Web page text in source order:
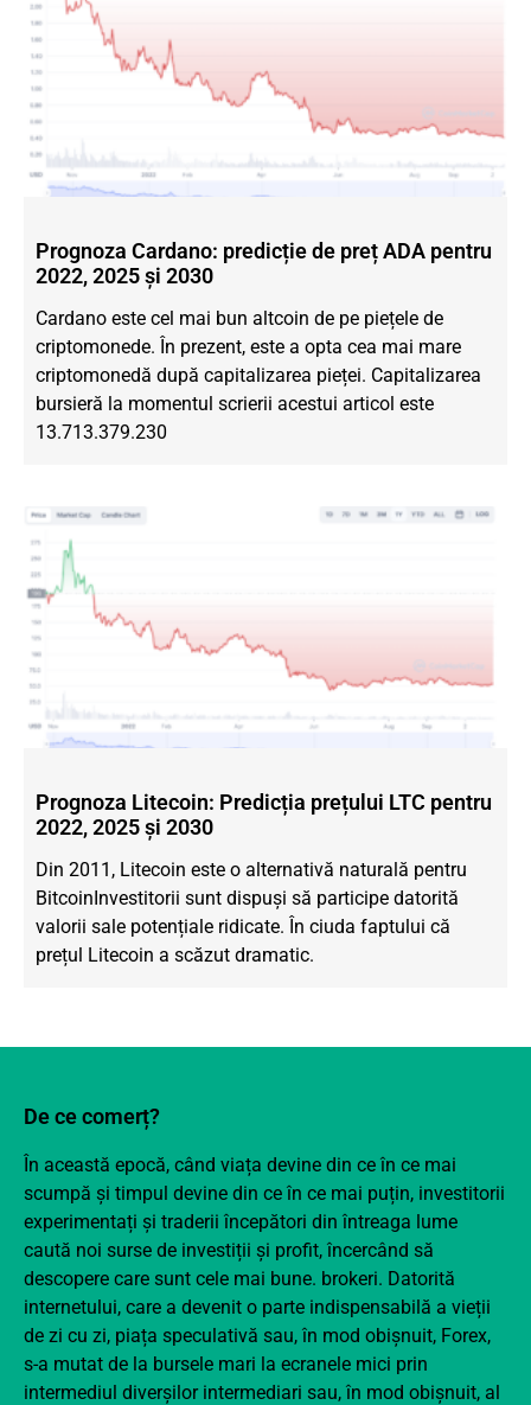
Prognoza Cardano: predicție de preț ADA pentru
2022, 2025 și 2030
Cardano este cel mai bun altcoin de pe piețele de
criptomonede. În prezent, este a opta cea mai mare
criptomonedă după capitalizarea pieței. Capitalizarea
bursieră la momentul scrierii acestui articol este
13.713.379.230
Prognoza Litecoin: Predicția prețului LTC pentru
2022, 2025 și 2030
Din 2011, Litecoin este o alternativă naturală pentru
BitcoinInvestitorii sunt dispuși să participe datorită
valorii sale potențiale ridicate. În ciuda faptului că
prețul Litecoin a scăzut dramatic.
De ce comerț?
În această epocă, când viața devine din ce în ce mai
scumpă și timpul devine din ce în ce mai puțin, investitorii
experimentați și traderii începători din întreaga lume
caută noi surse de investiții și profit, încercând să
descopere care sunt cele mai bune. brokeri. Datorită
internetului, care a devenit o parte indispensabilă a vieții
de zi cu zi, piața speculativă sau, în mod obișnuit, Forex,
s-a mutat de la bursele mari la ecranele mici prin
intermediul diverșilor intermediari sau, în mod obișnuit, al